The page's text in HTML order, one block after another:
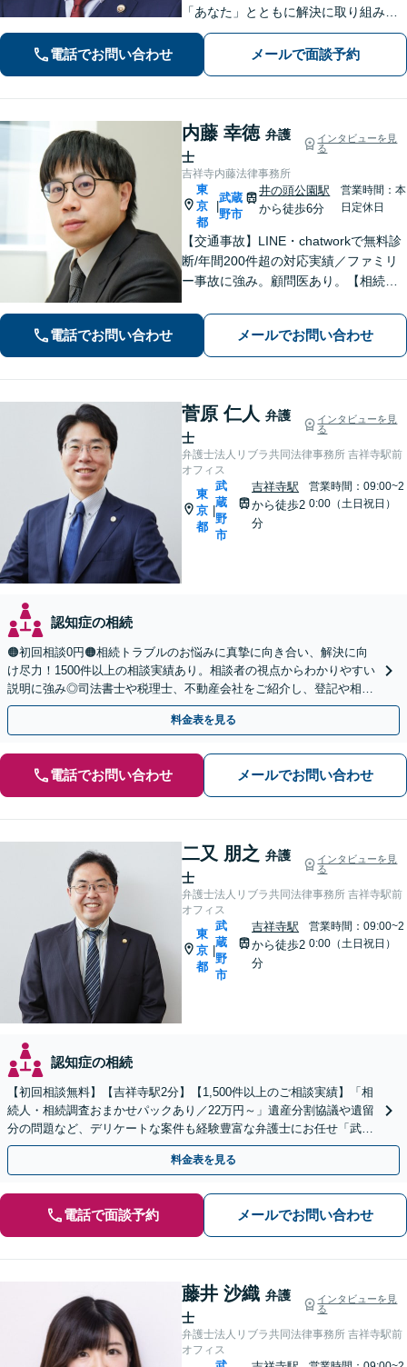
「あなた」とともに解決に取り組みま
す！離婚問題、 相続 、不動産、刑事、
インターネット、 労働（会社側）、 刑
事事件、 債権回収 、 企業法務など
電話でお問い合わせ メールで面談予約
内藤 幸徳 弁護
士
インタビューを見
る
吉祥寺内藤法律事務所
東
京
都
武蔵
野市
井の頭公園駅
から徒歩6分
営業時間：本
日定休日
【交通事故】LINE・chatworkで無料診
断/年間200件超の対応実績／ファミリ
ー事故に強み。顧問医あり。【相続問
続対策まで実績多数【医療機関】労務
等、平時の対応から医療過誤などの有
事対応まで
電話でお問い合わせ メールでお問い合わせ
菅原 仁人 弁護
士
インタビューを見
る
弁護士法人リブラ共同法律事務所 吉祥寺駅前
オフィス
東
京
都
|
武
蔵
野
市
吉祥寺駅
から徒歩2
分
営業時間：09:00~2
0:00（土日祝日）
認知症の相続
🟠初回相談0円🟠相続トラブルのお悩みに真摯に向き合い、解決に向
け尽力！1500件以上の相談実績あり。相談者の視点からわかりやすい
説明に強み◎司法書士や税理士、不動産会社をご紹介し、登記や相続
税の申告までワンストップで対応【夜間相談可】
料金表を見る
電話でお問い合わせ メールでお問い合わせ
二又 朋之 弁護
士
インタビューを見
る
弁護士法人リブラ共同法律事務所 吉祥寺駅前
オフィス
東
京
都
|
武
蔵
野
市
吉祥寺駅
から徒歩2
分
営業時間：09:00~2
0:00（土日祝日）
認知症の相続
【初回相談無料】【吉祥寺駅2分】【1,500件以上のご相談実績】「相
続人・相続調査おまかせパックあり／22万円～」遺産分割協議や遺留
分の問題など、デリケートな案件も経験豊富な弁護士にお任せ「武蔵
野市／三鷹市／小金井市／杉並区／練馬区など」
料金表を見る
電話で面談予約 メールでお問い合わせ
藤井 沙織 弁護
士
インタビューを見
る
弁護士法人リブラ共同法律事務所 吉祥寺駅前
オフィス